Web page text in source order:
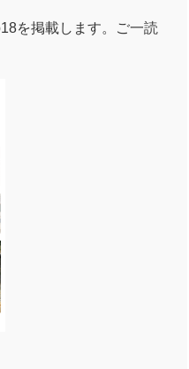
を掲載します。ご一読